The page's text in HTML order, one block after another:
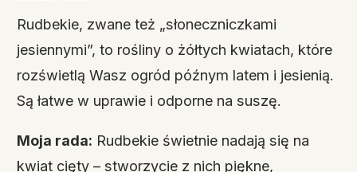
Rudbekie, zwane też „słoneczniczkami
jesiennymi”, to rośliny o żółtych kwiatach, które
rozświetlą Wasz ogród późnym latem i jesienią.
Są łatwe w uprawie i odporne na suszę.
Moja rada: Rudbekie świetnie nadają się na
kwiat cięty – stworzycie z nich piękne,